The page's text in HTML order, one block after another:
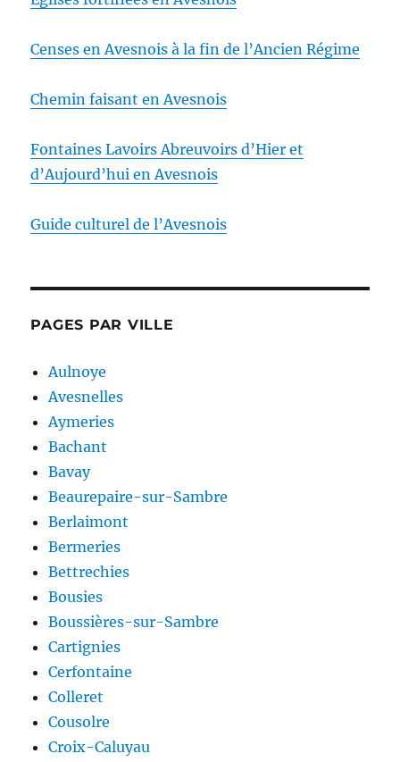
Censes en Avesnois à la fin de l’Ancien Régime
Chemin faisant en Avesnois
Fontaines Lavoirs Abreuvoirs d’Hier et
d’Aujourd’hui en Avesnois
Guide culturel de l’Avesnois
PAGES PAR VILLE
Aulnoye
Avesnelles
Aymeries
Bachant
Bavay
Beaurepaire-sur-Sambre
Berlaimont
Bermeries
Bettrechies
Bousies
Boussières-sur-Sambre
Cartignies
Cerfontaine
Colleret
Cousolre
Croix-Caluyau